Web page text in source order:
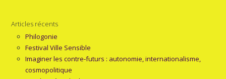
Articles récents
Philogonie
Festival Ville Sensible
Imaginer les contre-futurs : autonomie, internationalisme,
cosmopolitique